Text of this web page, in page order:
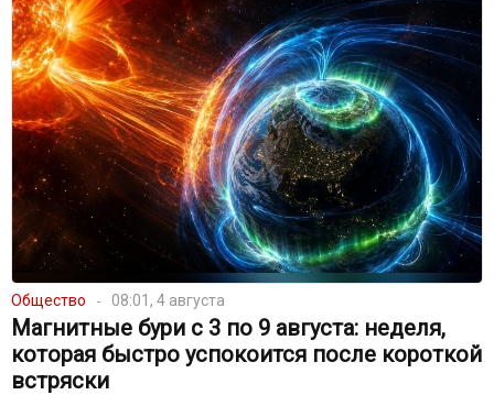
Общество 08:01, 4 августа
Магнитные бури с 3 по 9 августа: неделя,
которая быстро успокоится после короткой
встряски